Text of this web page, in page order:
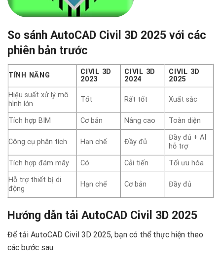
So sánh AutoCAD Civil 3D 2025 với các
phiên bản trước
TÍNH NĂNG
CIVIL 3D
2023
CIVIL 3D
2024
CIVIL 3D
2025
Hiệu suất xử lý mô
hình lớn
Tốt Rất tốt Xuất sắc
Tích hợp BIM Cơ bản Nâng cao Toàn diện
Công cụ phân tích Hạn chế Đầy đủ
Đầy đủ + AI
hỗ trợ
Tích hợp đám mây
Có Cải tiến
Tối ưu hóa
Hỗ trợ thiết bị di
động
Hạn chế Cơ bản Đầy đủ
Hướng dẫn tải AutoCAD Civil 3D 2025
Để tải AutoCAD Civil 3D 2025, bạn có thể thực hiện theo
các bước sau: